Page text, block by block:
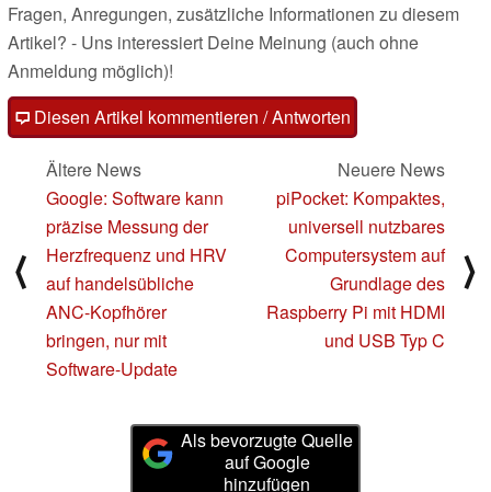
Fragen, Anregungen, zusätzliche Informationen zu diesem
Artikel? - Uns interessiert Deine Meinung (auch ohne
Anmeldung möglich)!
Diesen Artikel kommentieren / Antworten
⟨
Ältere News
Google: Software kann
präzise Messung der
Herzfrequenz und HRV
auf handelsübliche
ANC-Kopfhörer
bringen, nur mit
Software-Update
Neuere News
piPocket: Kompaktes,
universell nutzbares
Computersystem auf
Grundlage des
Raspberry Pi mit HDMI
und USB Typ C
⟩
Als bevorzugte Quelle
auf Google
hinzufügen